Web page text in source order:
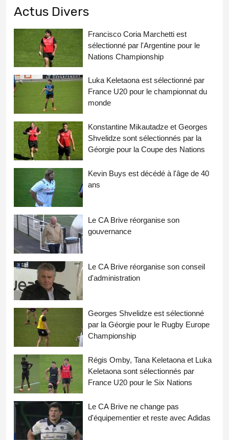
Actus Divers
Francisco Coria Marchetti est
sélectionné par l'Argentine pour le
Nations Championship
Luka Keletaona est sélectionné par
France U20 pour le championnat du
monde
Konstantine Mikautadze et Georges
Shvelidze sont sélectionnés par la
Géorgie pour la Coupe des Nations
Kevin Buys est décédé à l'âge de 40
ans
Le CA Brive réorganise son
gouvernance
Le CA Brive réorganise son conseil
d'administration
Georges Shvelidze est sélectionné
par la Géorgie pour le Rugby Europe
Championship
Régis Omby, Tana Keletaona et Luka
Keletaona sont sélectionnés par
France U20 pour le Six Nations
Le CA Brive ne change pas
d'équipementier et reste avec Adidas